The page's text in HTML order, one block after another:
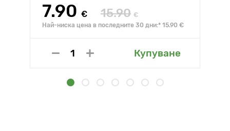
7.90 € 15.90 €
Най-ниска цена в последните 30 дни:* 15.90 €
Купуване